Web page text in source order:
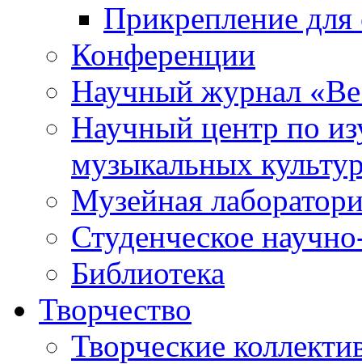
Прикрепление для
Конференции
Научный журнал
Научный центр по
музыкальных
Музейная
Студенческое
Библиотека
Творчество
Творческие